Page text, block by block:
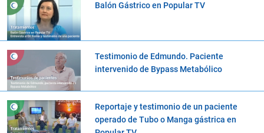
Balón Gástrico en Popular TV
Testimonio de Edmundo. Paciente
intervenido de Bypass Metabólico
Reportaje y testimonio de un paciente
operado de Tubo o Manga gástrica en